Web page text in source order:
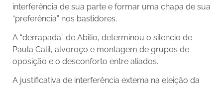
interferência de sua parte e formar uma chapa de sua
“preferência” nos bastidores.
A “derrapada” de Abilio, determinou o silencio de
Paula Calil, alvoroço e montagem de grupos de
oposição e o desconforto entre aliados.
A justificativa de interferência externa na eleição da